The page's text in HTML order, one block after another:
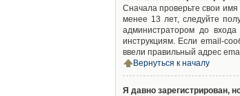
Сначала проверьте свои
менее 13 лет, следуйте
администратором до
инструкциям. Если email-
ввели правильный адрес
Вернуться к началу
Я давно зарегистрирован,